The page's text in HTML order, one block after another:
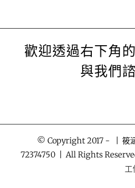
歡迎透過右下角
與我們
© Copyright 2017 -
| 筱
72374750 | All Rights
工